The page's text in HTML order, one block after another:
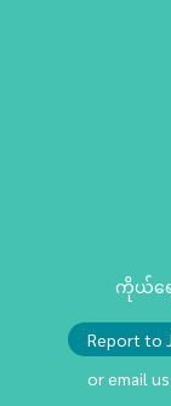
ကိုယ်ရေ
Report to
or email